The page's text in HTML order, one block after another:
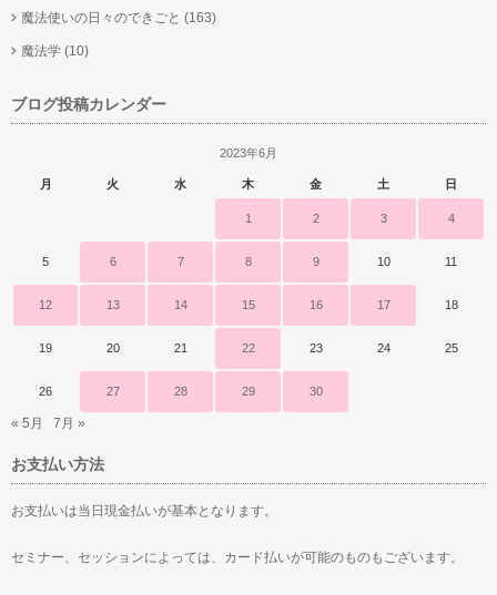
魔法使いの日々のできごと (163)
魔法学 (10)
ブログ投稿カレンダー
2023年6月
月 火 水 木 金 土 日
1 2 3 4
5 6 7 8 9 10 11
12 13 14 15 16 17 18
19 20 21 22 23 24 25
26 27 28 29 30
« 5月 7月 »
お支払い方法
お支払いは当日現金払いが基本となります。
セミナー、セッションによっては、カード払いが可能のものもございます。